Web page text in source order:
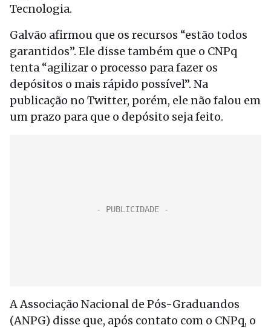
Tecnologia.
Galvão afirmou que os recursos “estão todos
garantidos”. Ele disse também que o CNPq
tenta “agilizar o processo para fazer os
depósitos o mais rápido possível”. Na
publicação no Twitter, porém, ele não falou em
um prazo para que o depósito seja feito.
A Associação Nacional de Pós-Graduandos
(ANPG) disse que, após contato com o CNPq, o